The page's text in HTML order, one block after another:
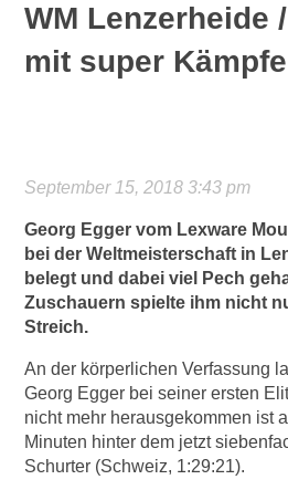
WM Lenzerheide
mit super
September 15, 2018 3:43 pm
Georg Egger vom Lexware
bei der Weltmeisterschaft in
belegt und dabei viel Pech
Zuschauern spielte ihm nicht
Streich.
An der körperlichen Verfassung
Georg Egger bei seiner ersten
nicht mehr herausgekommen ist
Minuten hinter dem jetzt
Schurter (Schweiz, 1:29:21).